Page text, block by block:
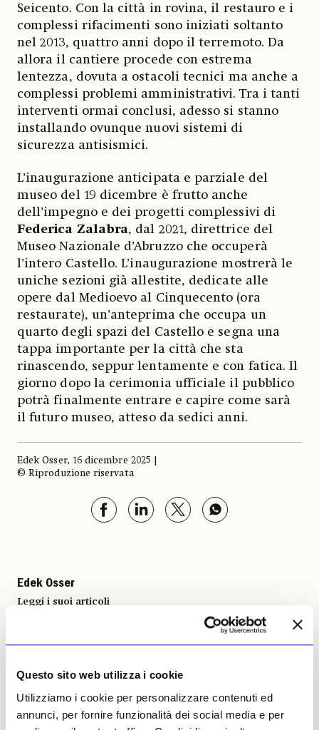
Questo sito web utilizza i cookie
Utilizziamo i cookie per personalizzare contenuti ed
annunci, per fornire funzionalità dei social media e per
Seicento. Con la città in rovina, il restauro e i
complessi rifacimenti sono iniziati soltanto
nel 2013, quattro anni dopo il terremoto. Da
allora il cantiere procede con estrema
lentezza, dovuta a ostacoli tecnici ma anche a
complessi problemi amministrativi. Tra i tanti
interventi ormai conclusi, adesso si stanno
installando ovunque nuovi sistemi di
sicurezza antisismici.
L’inaugurazione anticipata e parziale del
museo del 19 dicembre è frutto anche
dell’impegno e dei progetti complessivi di
Federica Zalabra, dal 2021, direttrice del
Museo Nazionale d’Abruzzo che occuperà
l’intero Castello. L’inaugurazione mostrerà le
uniche sezioni già allestite, dedicate alle
opere dal Medioevo al Cinquecento (ora
restaurate), un’anteprima che occupa un
quarto degli spazi del Castello e segna una
tappa importante per la città che sta
rinascendo, seppur lentamente e con fatica. Il
giorno dopo la cerimonia ufficiale il pubblico
potrà finalmente entrare e capire come sarà
il futuro museo, atteso da sedici anni.
Edek Osser, 16 dicembre 2025 |
© Riproduzione riservata
Edek Osser
Leggi i suoi articoli